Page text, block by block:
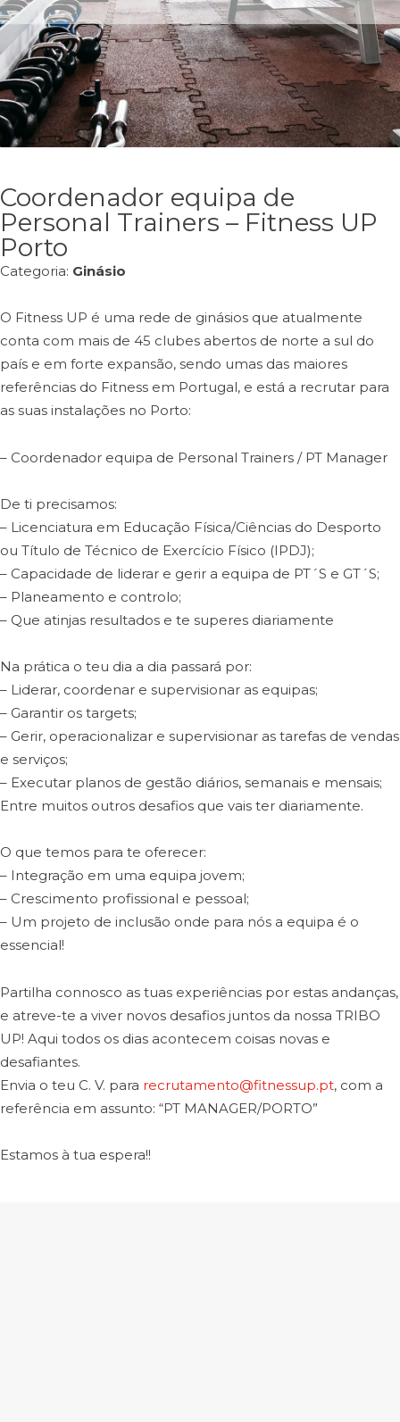
Coordenador equipa de
Personal Trainers – Fitness UP
Porto
Categoria: Ginásio
O Fitness UP é uma rede de ginásios que atualmente
conta com mais de 45 clubes abertos de norte a sul do
país e em forte expansão, sendo umas das maiores
referências do Fitness em Portugal, e está a recrutar para
as suas instalações no Porto:
– Coordenador equipa de Personal Trainers / PT Manager
De ti precisamos:
– Licenciatura em Educação Física/Ciências do Desporto
ou Título de Técnico de Exercício Físico (IPDJ);
– Capacidade de liderar e gerir a equipa de PT´S e GT´S;
– Planeamento e controlo;
– Que atinjas resultados e te superes diariamente
Na prática o teu dia a dia passará por:
– Liderar, coordenar e supervisionar as equipas;
– Garantir os targets;
– Gerir, operacionalizar e supervisionar as tarefas de vendas
e serviços;
– Executar planos de gestão diários, semanais e mensais;
Entre muitos outros desafios que vais ter diariamente.
O que temos para te oferecer:
– Integração em uma equipa jovem;
– Crescimento profissional e pessoal;
– Um projeto de inclusão onde para nós a equipa é o
essencial!
Partilha connosco as tuas experiências por estas andanças,
e atreve-te a viver novos desafios juntos da nossa TRIBO
UP! Aqui todos os dias acontecem coisas novas e
desafiantes.
Envia o teu C. V. para recrutamento@fitnessup.pt, com a
referência em assunto: “PT MANAGER/PORTO”
Estamos à tua espera!!